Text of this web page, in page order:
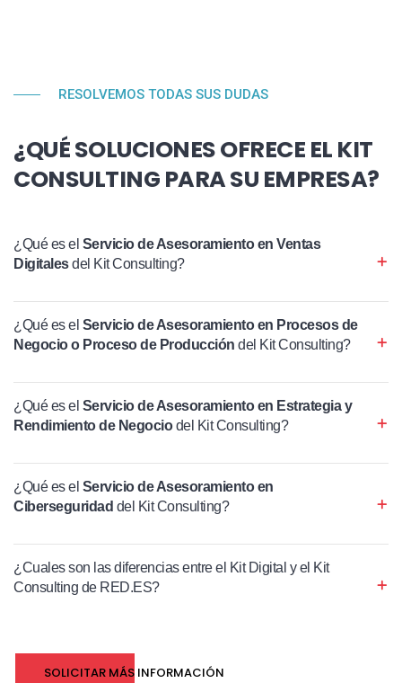
RESOLVEMOS TODAS SUS DUDAS
¿QUÉ SOLUCIONES OFRECE EL KIT
CONSULTING PARA SU EMPRESA?
¿Qué es el Servicio de Asesoramiento en Ventas
Digitalesdel Kit Consulting?
¿Qué es el Servicio de Asesoramiento en Procesos de
Negocio o Proceso de Producción del Kit Consulting?
¿Qué es el Servicio de Asesoramiento en Estrategia y
Rendimiento de Negociodel Kit Consulting?
¿Qué es el Servicio de Asesoramiento en
Ciberseguridad del Kit Consulting?
¿Cuales son las diferencias entre el Kit Digital y el Kit
Consulting de RED.ES?
SOLICITAR MÁS INFORMACIÓN